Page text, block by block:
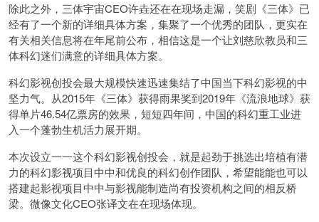
除此之外，三体宇宙CEO许垚还在在现场走漏，笑剧《三体》已
经有了一个新的详细具体方案，集聚了一个优秀的团队，更实在
有关相关信息将在年尾前公布，相信这是一个让刘慈欣教员和三
体科幻迷们满意的详细具体方案。
科幻影视创投会最大规模快速迅速集结了中国当下科幻影视的中
坚力气。从2015年《三体》获得雨果奖到2019年《流浪地球》获
得单片46.54亿票房的效果，短短四年间，中国的科幻重工业进
入一个蓬勃生机活力展开期。
本次设立一一这个科幻影视创投会，就是起劲于挑选出培植有潜
力的科幻影视项目中中和优良的科幻创作团队，希望能能也可以
搭建起影视项目中中与影视能制造尚有投资机构之间的相反桥
梁。微像文化CEO张译文在在现场体现。